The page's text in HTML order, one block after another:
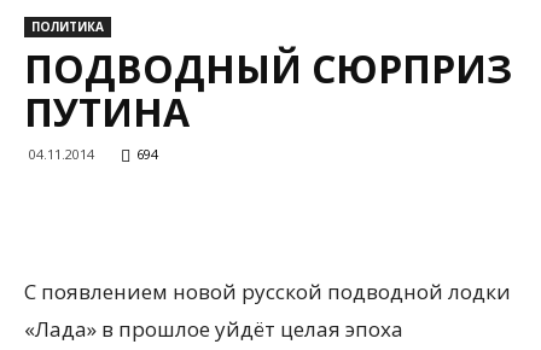
ПОЛИТИКА
ПОДВОДНЫЙ СЮРПРИЗ
ПУТИНА
04.11.2014 694
С появлением новой русской подводной лодки
«Лада» в прошлое уйдёт целая эпоха